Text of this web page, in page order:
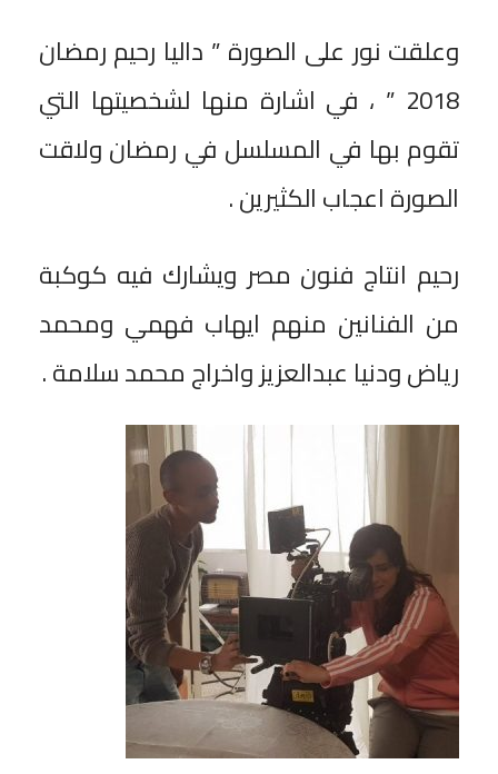
وعلقت نور على الصورة ” داليا رحيم رمضان
2018 ” ، في اشارة منها لشخصيتها التي
تقوم بها في المسلسل في رمضان ولاقت
الصورة اعجاب الكثيرين .
رحيم انتاج فنون مصر ويشارك فيه كوكبة
من الفنانين منهم ايهاب فهمي ومحمد
رياض ودنيا عبدالعزيز واخراج محمد سلامة .